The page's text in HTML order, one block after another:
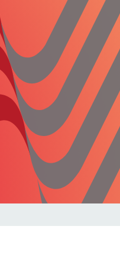
Leben
Familie
Freizeit
Gesundheit
Internet